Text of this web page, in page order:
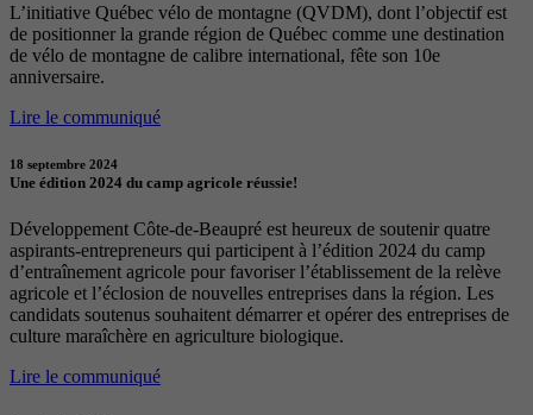
L’initiative Québec vélo de montagne (QVDM), dont l’objectif est
de positionner la grande région de Québec comme une destination
de vélo de montagne de calibre international, fête son 10e
anniversaire.
Lire le communiqué
18 septembre 2024
Une édition 2024 du camp agricole réussie!
Développement Côte-de-Beaupré est heureux de soutenir quatre
aspirants-entrepreneurs qui participent à l’édition 2024 du camp
d’entraînement agricole pour favoriser l’établissement de la relève
agricole et l’éclosion de nouvelles entreprises dans la région. Les
candidats soutenus souhaitent démarrer et opérer des entreprises de
culture maraîchère en agriculture biologique.
Lire le communiqué